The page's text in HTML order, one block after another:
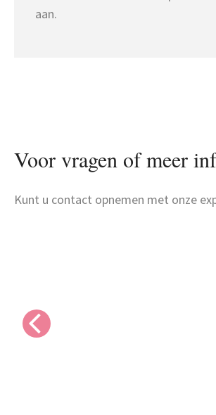
aan.
Voor vragen of meer
Kunt u contact opnemen met onze